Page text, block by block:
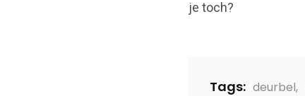
je toch?
Tags: deurbel,